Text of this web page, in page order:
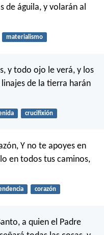
de águila, y volarán al
materialismo
y todo ojo le verá, y los
de la tierra harán
crucifixión
Y no te apoyes en
en todos tus caminos,
corazón
a quien el Padre